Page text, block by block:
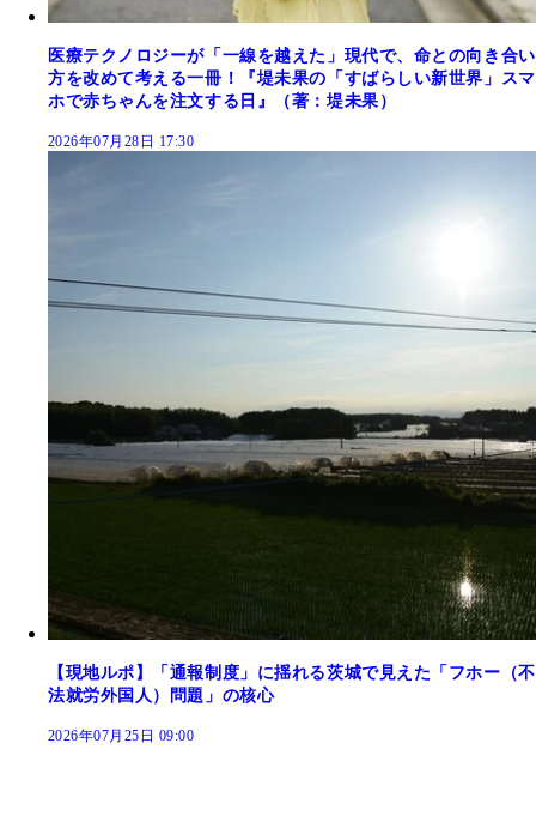
医療テクノロジーが「一線を越えた」現代で、命との向き合い
方を改めて考える一冊！『堤未果の「すばらしい新世界」スマ
ホで赤ちゃんを注文する日』（著：堤未果）
2026年07月28日 17:30
【現地ルポ】「通報制度」に揺れる茨城で見えた「フホー（不
法就労外国人）問題」の核心
2026年07月25日 09:00